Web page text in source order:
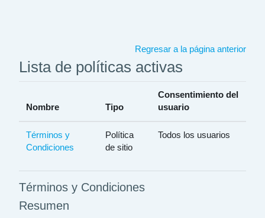
Regresar a la página anterior
Lista de políticas activas
Nombre Tipo
Consentimiento del
usuario
Términos y
Condiciones
Política
de sitio
Todos los usuarios
Términos y Condiciones
Resumen